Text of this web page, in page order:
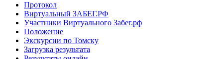
Протокол
Виртуальный ЗАБЕГ.РФ
Участники Виртуального Забег.рф
Положение
Экскурсии по Томску
Загрузка результата